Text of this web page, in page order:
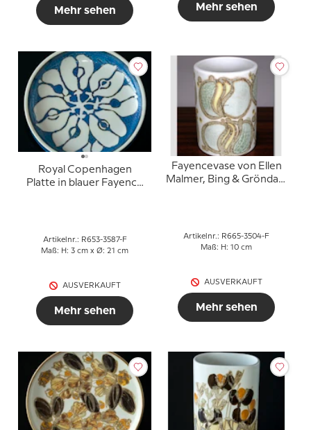
Mehr sehen Mehr sehen
Royal Copenhagen
Platte in blauer Fayence
Artikelnr.: R653-3587-F
Maß: H: 3 cm x Ø: 21 cm
AUSVERKAUFT
Mehr sehen
Fayencevase von Ellen
Malmer, Bing & Gröndahl
Artikelnr.: R665-3504-F
Maß: H: 10 cm
AUSVERKAUFT
Mehr sehen